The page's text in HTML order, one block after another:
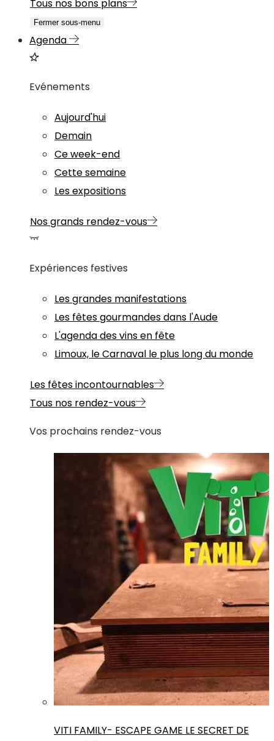
Tous nos bons plans
Fermer sous-menu
Agenda
Evénements
Aujourd'hui
Demain
Ce week-end
Cette semaine
Les expositions
Nos grands rendez-vous
Expériences festives
Les grandes manifestations
Les fêtes gourmandes dans l'Aude
L'agenda des vins en fête
Limoux, le Carnaval le plus long du monde
Les fêtes incontournables
Tous nos rendez-vous
Vos prochains rendez-vous
VITI FAMILY- ESCAPE GAME LE SECRET DE